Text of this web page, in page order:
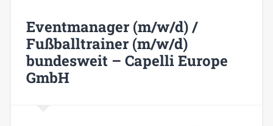
Eventmanager (m/w/d) /
Fußballtrainer (m/w/d)
bundesweit – Capelli Europe
GmbH